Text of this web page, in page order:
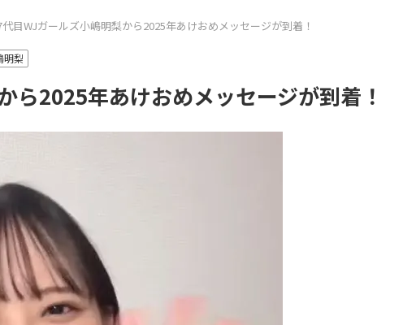
代目WJガールズ小嶋明梨から2025年あけおめメッセージが到着！
明梨
ら2025年あけおめメッセージが到着！